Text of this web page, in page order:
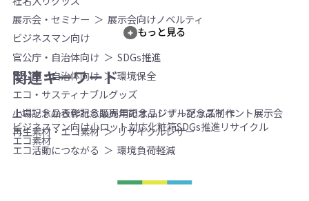
展示会・セミナー
展示会向けノベルティ
ビジネスマン向け
官公庁・自治体向け
SDGs推進
官公庁・自治体向け
環境保全
エコ・サスティナブルグッズ
小ロットから作れる販売用のオリジナルグッズ制作
再生素材・エコ素材
リサイクルレザー
エコ活動につながる
環境負荷軽減
もっと見る
関連キーワード
上場記念品表彰記念品周年記念品レザー記念品イベント展示会
ビジネスマン向け小ロット対応化粧箱SDGs推進リサイクル
エコ素材